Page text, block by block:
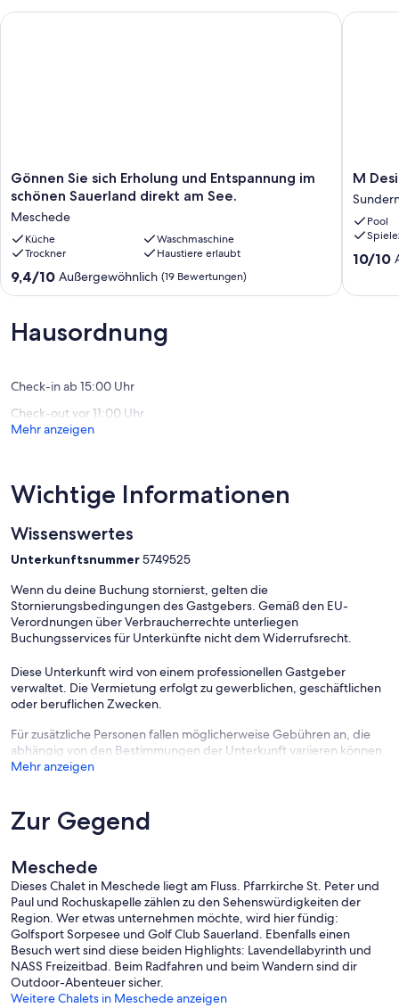
Gönnen
Sie
Erholung
und
Entspannung
im
schönen
direkt
am
Gönnen Sie sich Erholung und Entspannung im
schönen Sauerland direkt am See.
Meschede
Küche
Waschmaschine
Trockner
Haustiere erlaubt
9.4
von
Außergewöhnlich,
(19
9,4/10 Außergewöhnlich (19 Bewertungen)
Gönnen Sie sich Erholung und Entspannung im schönen
M
Design
Sundern
M
Pool
10.0
10/10
M
Hausordnung
Check-in ab 15:00 Uhr
Check-out vor 11:00 Uhr
Mehr anzeigen
Wichtige Informationen
Wissenswertes
Unterkunftsnummer5749525
Wenn du deine Buchung stornierst, gelten die
Stornierungsbedingungen des Gastgebers. Gemäß den EU-
Verordnungen über Verbraucherrechte unterliegen
Buchungsservices für Unterkünfte nicht dem Widerrufsrecht.
Diese Unterkunft wird von einem professionellen Gastgeber
verwaltet. Die Vermietung erfolgt zu gewerblichen, geschäftlichen
oder beruflichen Zwecken.
Für zusätzliche Personen fallen möglicherweise Gebühren an, die
abhängig von den Bestimmungen der Unterkunft variieren können.
Mehr anzeigen
Zur Gegend
Meschede
Dieses Chalet in Meschede liegt am Fluss. Pfarrkirche St. Peter und
Paul und Rochuskapelle zählen zu den Sehenswürdigkeiten der
Region. Wer etwas unternehmen möchte, wird hier fündig:
Golfsport Sorpesee und Golf Club Sauerland. Ebenfalls einen
Besuch wert sind diese beiden Highlights: Lavendellabyrinth und
NASS Freizeitbad. Beim Radfahren und beim Wandern sind dir
Outdoor-Abenteuer sicher.
Weitere Chalets in Meschede anzeigen